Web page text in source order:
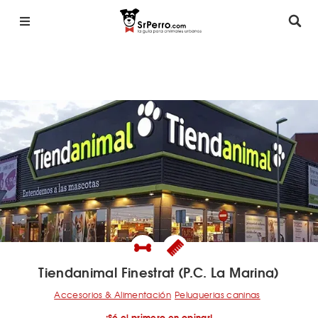
Tiendanimal Finestrat (P.C. La Marina)
Accesorios & Alimentación Peluquerias caninas